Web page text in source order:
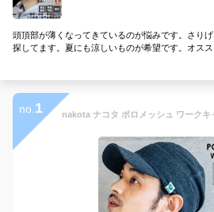
頭頂部が薄くなってきているのが悩みです。さり
探してます。夏にも涼しいものが希望です。オスス
no. 1